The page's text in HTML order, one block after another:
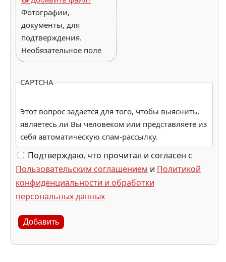
Фотографии,
документы, для
подтверждения.
Необязательное поле
CAPTCHA
Этот вопрос задается для того, чтобы выяснить,
являетесь ли Вы человеком или представляете из
себя автоматическую спам-рассылку.
Подтверждаю, что прочитал и согласен с
Пользовательским соглашением и Политикой
конфиденциальности и обработки
персональных данных
Добавить